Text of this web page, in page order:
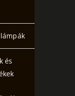
és